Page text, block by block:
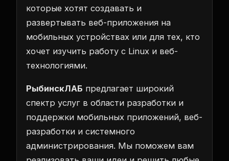
которые хотят создавать и
развертывать веб-приложения на
мобильных устройствах или для тех, кто
хочет изучить работу с Linux и веб-
технологиями.
РыбинскЛАБ предлагает широкий
спектр услуг в области разработки и
поддержки мобильных приложений, веб-
разработки и системного
администрирования. Мы поможем вам